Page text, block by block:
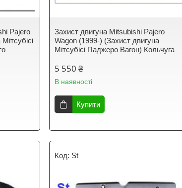
Pajero
Захист двигуна Mitsubishi Pajero
Wagon (1999-) (Захист двигуна
Мітсубісі Паджеро Вагон) Кольчуга
5 550 ₴
В наявності
Купити
St